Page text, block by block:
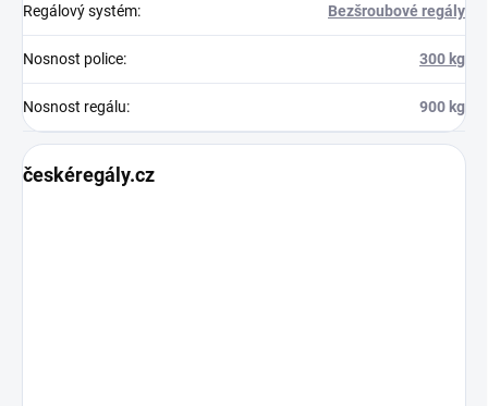
Regálový systém: Bezšroubové regály
Nosnost police: 300 kg
Nosnost regálu: 900 kg
českéregály.cz